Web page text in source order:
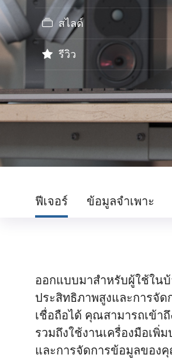
สไลด์
รีวิว
ฟีเจอร์ ข้อมูลจำเพาะ
ออกแบบมาสำหรับผู้ใช้ในบ้
ประสิทธิภาพสูงและการจั
เชื่อถือได้ คุณสามารถเข้า
รวมถึงใช้งานเครื่องมือเพิ่
และการจัดการข้อมูลของ